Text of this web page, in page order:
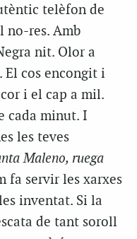
telèfon de
no-res. Amb
nit. Olor a
El cos encongit i
i el cap a mil.
cada minut. I
les teves
Maleno, ruega
fa servir les xarxes
inventat. Si la
de tant soroll